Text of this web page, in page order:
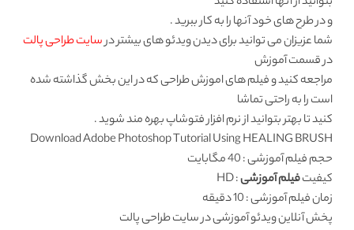
و در طرح های خود آنها را به کار ببرید .
شما عزیزان می توانید برای دیدن ویدئو های بیشتر درسایت طراحی پالت
در قسمت آموزش
مراجعه کنید و فیلم های اموزش طراحی که در این بخش گذاشته شده
است را به راحتی تماشا
کنید تا بهتر بتوانید از نرم افزار فتوشاپ بهره مند شوید .
Download Adobe Photoshop Tutorial Using HEALING BRUSH
حجم فیلم آموزشی : 40 مگابایت
کیفیتفیلم آموزشی: HD
زمان فیلم آموزشی : 10 دقیقه
پخش آنلاین ویدئو آموزشی در سایت طراحیپالت